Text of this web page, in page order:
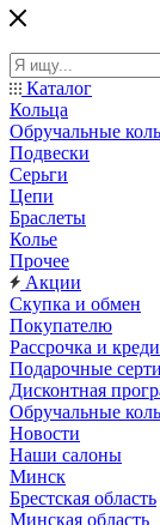
Каталог
Кольца
Обручальные
Подвески
Серьги
Цепи
Браслеты
Колье
Прочее
Акции
Скупка и обмен
Покупателю
Рассрочка и
Подарочные
Дисконтная
Обручальные
Новости
Наши салоны
Минск
Брестская область
Минская область